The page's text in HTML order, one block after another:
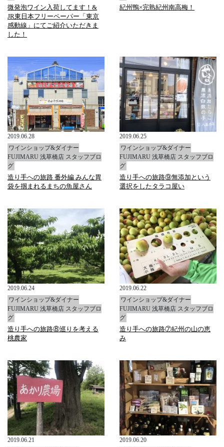
微発泡ワイン入荷してます！&
JR東日本フリーペーパー「東京
感動線」にてご紹介いただきま
した！
紀州鴨×完熟紀州南高梅！
2019.06.28
ワインショップ&ダイナー
FUJIMARU 浅草橋店 スタッフブロ
グ
造り手への旅路 番外編 みんな胃
袋を掴まれるまちの魚屋さん
2019.06.25
ワインショップ&ダイナー
FUJIMARU 浅草橋店 スタッフブロ
グ
造り手への旅路⑨無添加という
選択をしたタラコ屋い
2019.06.24
ワインショップ&ダイナー
FUJIMARU 浅草橋店 スタッフブロ
グ
造り手への旅路⑧巡りを考える
桃農家
2019.06.22
ワインショップ&ダイナー
FUJIMARU 浅草橋店 スタッフブロ
グ
造り手への旅路⑦紀州の山の恵
み
2019.06.21
2019.06.20